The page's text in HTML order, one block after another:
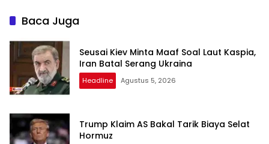
Baca Juga
Seusai Kiev Minta Maaf Soal Laut Kaspia,
Iran Batal Serang Ukraina
Headline Agustus 5, 2026
Trump Klaim AS Bakal Tarik Biaya Selat
Hormuz